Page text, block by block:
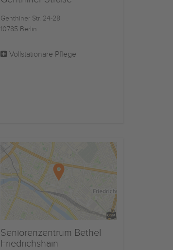
Genthiner Str. 24-28
10785 Berlin
Vollstationäre Pflege
Seniorenzentrum Bethel
Friedrichshain